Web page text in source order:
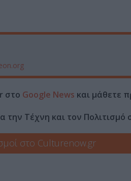
στο Google News και μάθετε
την Τέχνη και τον Πολιτισμό
στο Culturenow.gr